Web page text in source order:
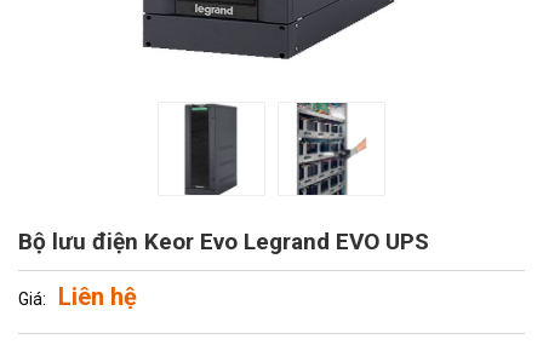
Bộ lưu điện Keor Evo Legrand EVO UPS
Giá: Liên hệ